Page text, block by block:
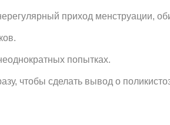
приход менструации,
попытках.
чтобы сделать вывод о